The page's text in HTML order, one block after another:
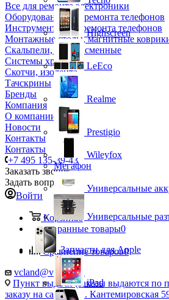
Все для ремонта электроники
Оборудование для ремонта телефонов
Инструменты для ремонта телефонов
Монтажные столы, магнитные
Скальпели, лезвия сменные
Системы хранения
Скотчи, изолента
Тачскрины
Бренды
Компания
О компании
Новости
Контакты
Контакты
+7 495 135-39-43
Заказать звонок
Задать вопрос
Войти
Корзина0
Избранные товары0
Сравнение товаров0
vcland@vcland.ru
Пункт выдачи (заказы выдаются по
заказу на сайте), ул. Кантемировская
Highscreen
LeEco
Realme
Prestigio
Wileyfox
Мегафон
Универсальные
Универсальные
Запчасти для Apple
iPad